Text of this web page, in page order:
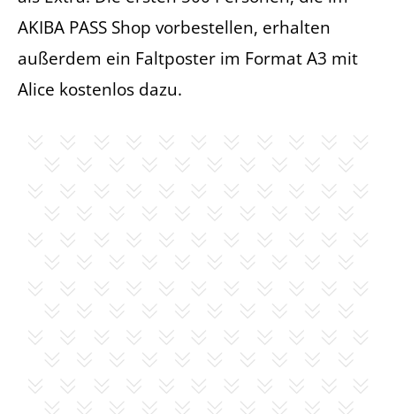
AKIBA PASS Shop vorbestellen, erhalten
außerdem ein Faltposter im Format A3 mit
Alice kostenlos dazu.